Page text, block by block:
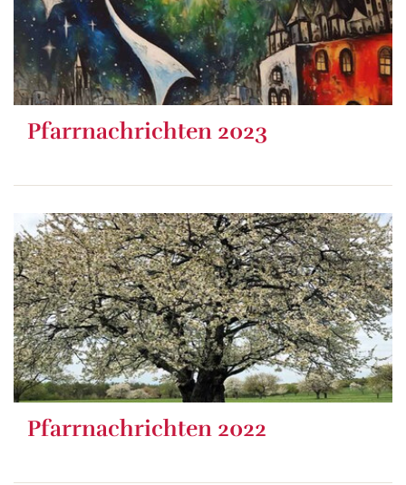
Pfarrnachrichten 2023
Pfarrnachrichten 2022